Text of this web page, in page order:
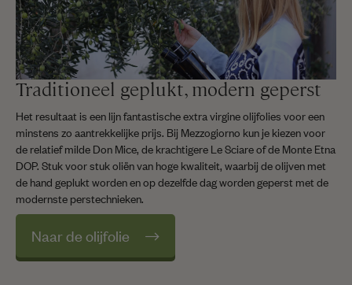
Traditioneel geplukt, modern geperst
Het resultaat is een lijn fantastische extra virgine olijfolies voor een
minstens zo aantrekkelijke prijs. Bij Mezzogiorno kun je kiezen voor
de relatief milde Don Mice, de krachtigere Le Sciare of de Monte Etna
DOP. Stuk voor stuk oliën van hoge kwaliteit, waarbij de olijven met
de hand geplukt worden en op dezelfde dag worden geperst met de
modernste perstechnieken.
Naar de olijfolie